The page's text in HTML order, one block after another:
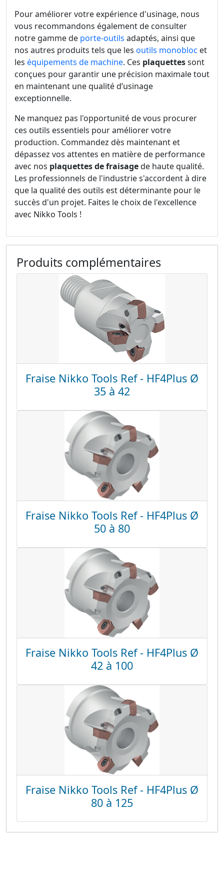
Pour améliorer votre expérience d'usinage, nous
vous recommandons également de consulter
notre gamme de porte-outils adaptés, ainsi que
nos autres produits tels que les outils monobloc et
les équipements de machine. Ces plaquettessont
conçues pour garantir une précision maximale tout
en maintenant une qualité d’usinage
exceptionnelle.
Ne manquez pas l'opportunité de vous procurer
ces outils essentiels pour améliorer votre
production. Commandez dès maintenant et
dépassez vos attentes en matière de performance
avec nos plaquettes de fraisagede haute qualité.
Les professionnels de l'industrie s'accordent à dire
que la qualité des outils est déterminante pour le
succès d'un projet. Faites le choix de l'excellence
avec Nikko Tools !
Produits complémentaires
Fraise Nikko Tools Ref - HF4Plus Ø
35 à 42
Fraise Nikko Tools Ref - HF4Plus Ø
50 à 80
Fraise Nikko Tools Ref - HF4Plus Ø
42 à 100
Fraise Nikko Tools Ref - HF4Plus Ø
80 à 125